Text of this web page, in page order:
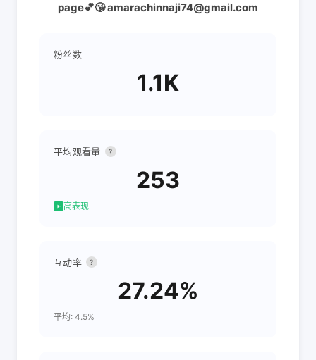
page💕😘 amarachinnaji74@gmail.com
粉丝数
1.1K
平均观看量 ?
253
高表现
互动率 ?
27.24%
平均: 4.5%